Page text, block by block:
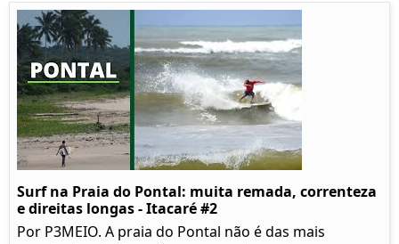
Surf na Praia do Pontal: muita remada, correnteza
e direitas longas - Itacaré #2
Por P3MEIO. A praia do Pontal não é das mais